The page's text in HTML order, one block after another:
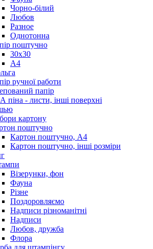
Чорно-білий
Любов
Разное
Однотонна
поштучно
30х30
А4
ручної работи
папір
піна - листи, інші поверхні
картону
поштучно
Картон поштучно, А4
Картон поштучно, інші розміри
Візерунки, фон
Фауна
Різне
Поздоровляємо
Надписи різноманітні
Надписи
Любов, дружба
Флора
для штампінгу